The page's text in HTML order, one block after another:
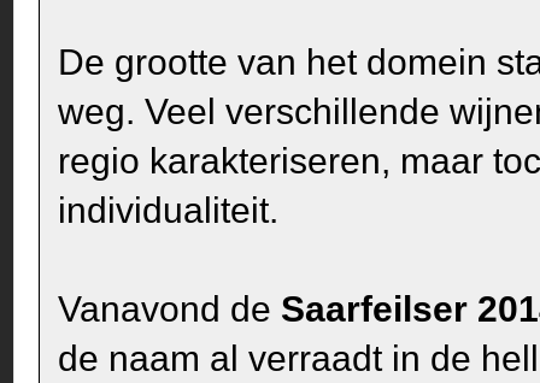
De grootte van het domein
weg. Veel verschillende
regio karakteriseren, maar
individualiteit.
Vanavond de Saarfeilser
de naam al verraadt in de